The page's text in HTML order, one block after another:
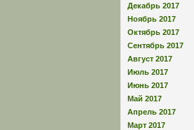
Декабрь 2017
Ноябрь 2017
Октябрь 2017
Сентябрь 2017
Август 2017
Июль 2017
Июнь 2017
Май 2017
Апрель 2017
Март 2017